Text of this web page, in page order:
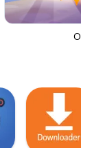
Om